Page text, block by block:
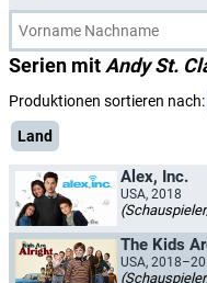
Serien mit Andy St.
Produktionen sortieren nach:
Land
Alex, Inc.
USA, 2018
The Kids
USA,